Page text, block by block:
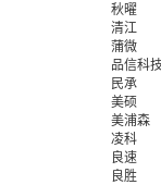
秋曜
清江
蒲微
品信科
民承
美硕
美浦森
凌科
良速
良胜